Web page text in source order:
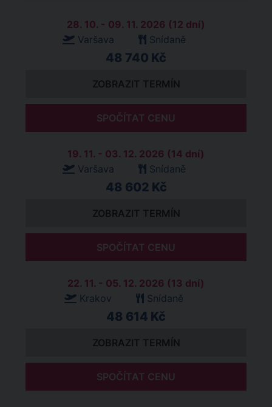
28. 10. - 09. 11. 2026 (12 dní)
Varšava
Snídaně
48 740 Kč
ZOBRAZIT TERMÍN
SPOČÍTAT CENU
19. 11. - 03. 12. 2026 (14 dní)
Varšava
Snídaně
48 602 Kč
ZOBRAZIT TERMÍN
SPOČÍTAT CENU
22. 11. - 05. 12. 2026 (13 dní)
Krakov
Snídaně
48 614 Kč
ZOBRAZIT TERMÍN
SPOČÍTAT CENU